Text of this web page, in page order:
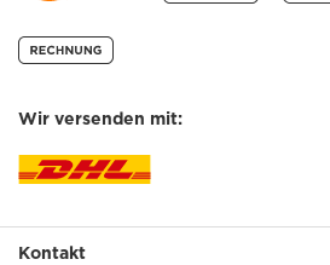
Wir versenden mit:
Kontakt